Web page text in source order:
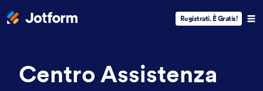
Registrati. È Gratis!
Centro Assistenza